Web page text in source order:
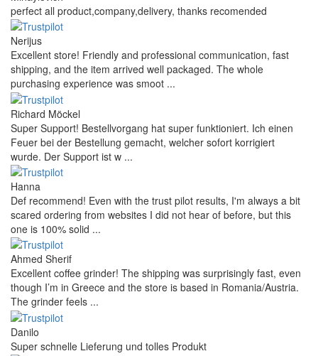
perfect all product,company,delivery, thanks recomended
Nerijus
Excellent store! Friendly and professional communication, fast
shipping, and the item arrived well packaged. The whole
purchasing experience was smoot ...
Richard Möckel
Super Support! Bestellvorgang hat super funktioniert. Ich einen
Feuer bei der Bestellung gemacht, welcher sofort korrigiert
wurde. Der Support ist w ...
Hanna
Def recommend! Even with the trust pilot results, I'm always a bit
scared ordering from websites I did not hear of before, but this
one is 100% solid ...
Ahmed Sherif
Excellent coffee grinder! The shipping was surprisingly fast, even
though I’m in Greece and the store is based in Romania/Austria.
The grinder feels ...
Danilo
Super schnelle Lieferung und tolles Produkt